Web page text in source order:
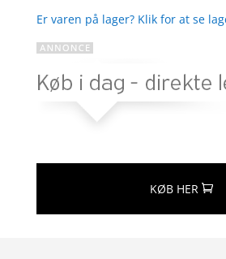
Er varen på lager? Klik for at se
KØB HER